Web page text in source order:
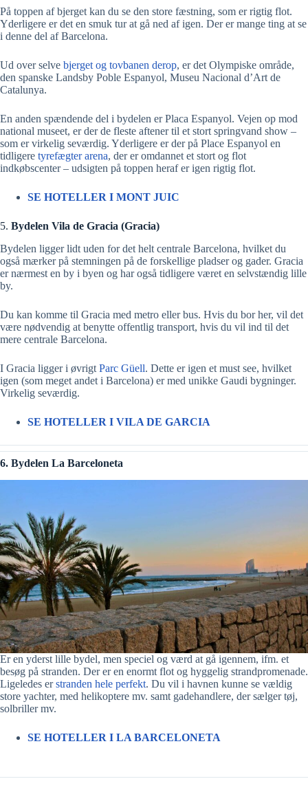
På toppen af bjerget kan du se den store fæstning, som er rigtig flot.
Yderligere er det en smuk tur at gå ned af igen. Der er mange ting at se
i denne del af Barcelona.
Ud over selve bjerget og tovbanen derop, er det Olympiske område,
den spanske Landsby Poble Espanyol, Museu Nacional d’Art de
Catalunya.
En anden spændende del i bydelen er Placa Espanyol. Vejen op mod
national museet, er der de fleste aftener til et stort springvand show –
som er virkelig seværdig. Yderligere er der på Place Espanyol en
tidligere tyrefægter arena, der er omdannet et stort og flot
indkøbscenter – udsigten på toppen heraf er igen rigtig flot.
SE HOTELLER I MONT JUIC
5. Bydelen Vila de Gracia (Gracia)
Bydelen ligger lidt uden for det helt centrale Barcelona, hvilket du
også mærker på stemningen på de forskellige pladser og gader. Gracia
er nærmest en by i byen og har også tidligere været en selvstændig lille
by.
Du kan komme til Gracia med metro eller bus. Hvis du bor her, vil det
være nødvendig at benytte offentlig transport, hvis du vil ind til det
mere centrale Barcelona.
I Gracia ligger i øvrigt Parc Güell. Dette er igen et must see, hvilket
igen (som meget andet i Barcelona) er med unikke Gaudi bygninger.
Virkelig seværdig.
SE HOTELLER I VILA DE GARCIA
6. Bydelen La Barceloneta
Er en yderst lille bydel, men speciel og værd at gå igennem, ifm. et
besøg på stranden. Der er en enormt flot og hyggelig strandpromenade.
Ligeledes erstranden hele perfekt. Du vil i havnen kunne se vældig
store yachter, med helikoptere mv. samt gadehandlere, der sælger tøj,
solbriller mv.
SE HOTELLER I LA BARCELONETA